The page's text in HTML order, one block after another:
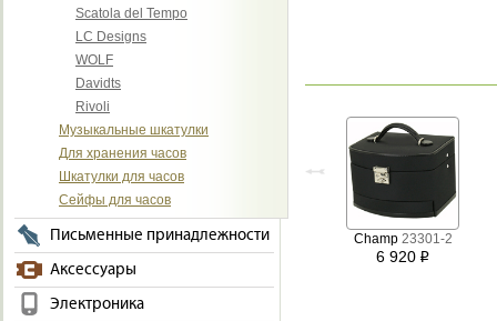
Scatola del Tempo
LC Designs
WOLF
Davidts
Rivoli
Музыкальные шкатулки
Для хранения часов
Шкатулки для часов
Сейфы для часов
Письменные принадлежности
Аксессуары
Электроника
Champ 23301-2
6 920 i